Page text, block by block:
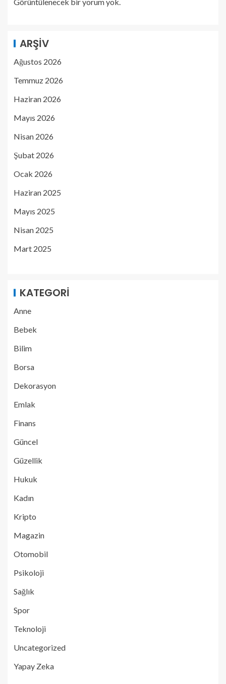
ARŞIV
Ağustos 2026
Temmuz 2026
Haziran 2026
Mayıs 2026
Nisan 2026
Şubat 2026
Ocak 2026
Haziran 2025
Mayıs 2025
Nisan 2025
Mart 2025
KATEGORI
Anne
Bebek
Bilim
Borsa
Dekorasyon
Emlak
Finans
Güncel
Güzellik
Hukuk
Kadın
Kripto
Magazin
Otomobil
Psikoloji
Sağlık
Spor
Teknoloji
Uncategorized
Yapay Zeka